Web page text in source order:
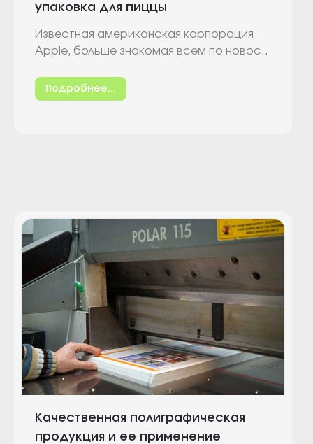
упаковка для пиццы
Известная американская корпорация
Apple, больше знакомая всем по новос..
Подробнее...
Качественная полиграфическая
продукция и ее применение